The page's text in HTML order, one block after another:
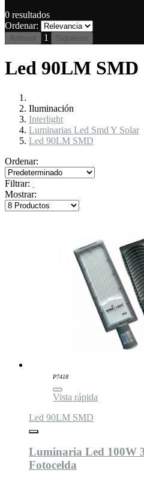
0 resultados
Ordenar:
Anterior 1 Siguiente
Led 90LM SMD
Iluminación
Interlight
Luminarias Led Smd Y Solar
Led 90LM SMD
Ordenar:
Filtrar:
Mostrar:
P7418
Vista rápida
Led 90LM SMD
Luminaria Led 100W
Fotocelda